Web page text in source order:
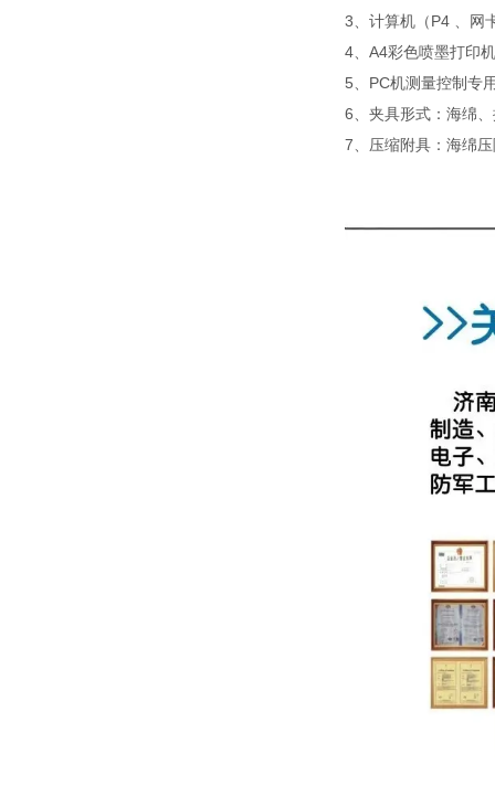
3、计算机（P4
4、A4彩
5、PC机测
6、夹具形式：海绵
7、压缩附具：海绵